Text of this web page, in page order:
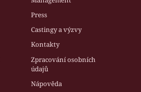
Press
Castingy a výzvy
Kontakty
Zpracování osobních
údajů
Nápověda